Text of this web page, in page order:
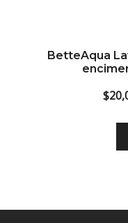
BetteAqua
$